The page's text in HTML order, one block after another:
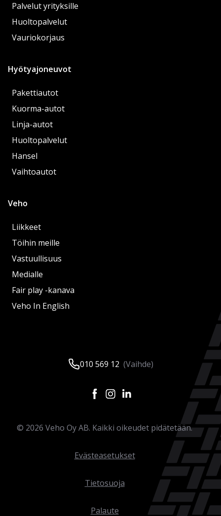
Palvelut yrityksille
Huoltopalvelut
Vauriokorjaus
Hyötyajoneuvot
Pakettiautot
Kuorma-autot
Linja-autot
Huoltopalvelut
Hansel
Vaihtoautot
Veho
Liikkeet
Töihin meille
Vastuullisuus
Medialle
Fair play -kanava
Veho In English
010 569 12 (Vaihde)
© 2026 Veho Oy AB. Kaikki oikeudet pidätetään.
Evästeasetukset
Tietosuoja
Palaute